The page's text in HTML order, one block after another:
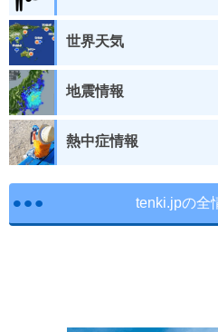
世界天気
地震情報
熱中症情報
tenki.jpの全